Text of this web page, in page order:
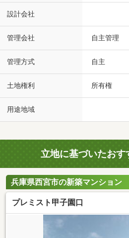
設計会社
管理会社 自主管理
管理方式 自主
土地権利 所有権
用途地域
立地に基づいたおす
兵庫県西宮市の新築マンション
プレミスト甲子園口